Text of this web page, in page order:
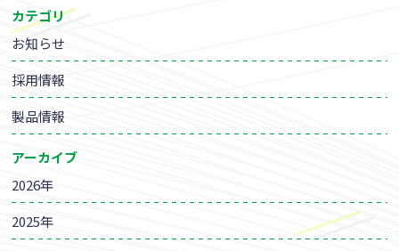
カテゴリ
お知らせ
採用情報
製品情報
アーカイブ
2026年
2025年